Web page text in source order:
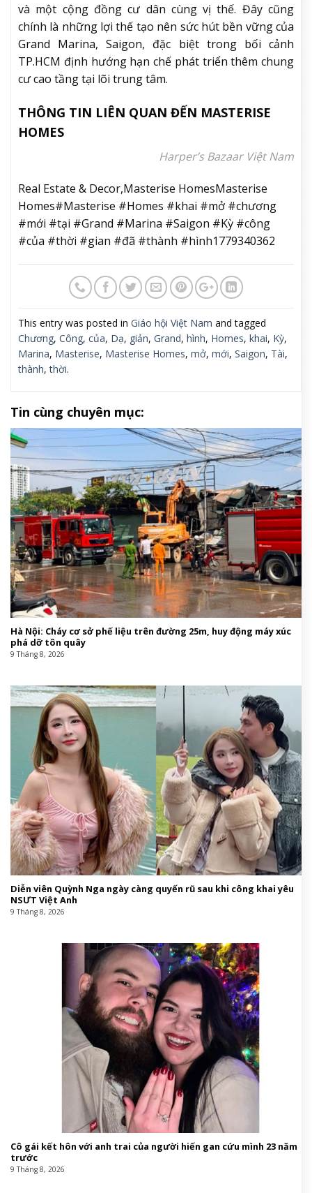
và một cộng đồng cư dân cùng vị thế. Đây cũng
chính là những lợi thế tạo nên sức hút bền vững của
Grand Marina, Saigon, đặc biệt trong bối cảnh
TP.HCM định hướng hạn chế phát triển thêm chung
cư cao tầng tại lõi trung tâm.
THÔNG TIN LIÊN QUAN ĐẾN MASTERISE
HOMES
Harper’s Bazaar Việt Nam
Real Estate & Decor,Masterise HomesMasterise
Homes#Masterise #Homes #khai #mở #chương
#mới #tại #Grand #Marina #Saigon #Kỳ #công
#của #thời #gian #đã #thành #hình1779340362
This entry was posted in Giáo hội Việt Nam and tagged
Chương, Công, của, Dạ, giản, Grand, hình, Homes, khai, Kỳ,
Marina, Masterise, Masterise Homes, mở, mới, Saigon, Tài,
thành,thời.
Tin cùng chuyên mục:
Hà Nội: Cháy cơ sở phế liệu trên đường 25m, huy động máy xúc
phá dỡ tôn quây
9 Tháng 8, 2026
Diễn viên Quỳnh Nga ngày càng quyến rũ sau khi công khai yêu
NSƯT Việt Anh
9 Tháng 8, 2026
Cô gái kết hôn với anh trai của người hiến gan cứu mình 23 năm
trước
9 Tháng 8, 2026